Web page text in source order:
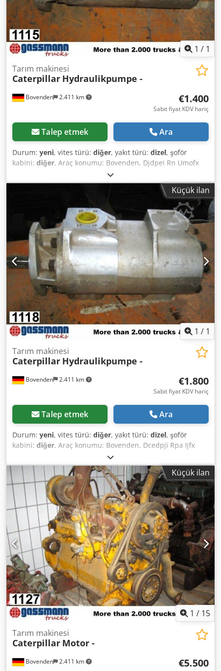
1 / 1
Bovenden 2.411 km
Tarım makinesi
Caterpillar Hydraulikpumpe -
€1.400
Sabit fiyat KDV hariç
Talep etmek Ara
Durum: yeni, vites türü: diğer, yakıt türü: dizel, şoför
kabini: diğer, Araç konumu: Bovenden, Djdpei Rn Umofx
Ahaeck Üst yapı: Hidrolik pompa YENİ No.: 8748J8747
AKSESUAR BİLGİLERİ GARANTİSİZ, değişiklik, ara satış ve
Küçük ilan
1 / 1
Bovenden 2.411 km
Tarım makinesi
Caterpillar Hydraulikpumpe -
€1.800
Sabit fiyat KDV hariç
Talep etmek Ara
Durum: yeni, vites türü: diğer, yakıt türü: dizel, şoför
kabini: diğer, Araç konumu: Bovenden, Dcedpji Rpa Ijfx
Ahaok Üst yapı: Hidrolik pompa YENİ No.: 7759J4027
AKSESUAR BİLGİLERİ GARANTİSİZ, değişiklik, ara satış ve
hatalar saklıdır!
Küçük ilan
1 / 15
Bovenden 2.411 km
Tarım makinesi
Caterpillar Motor -
€5.500